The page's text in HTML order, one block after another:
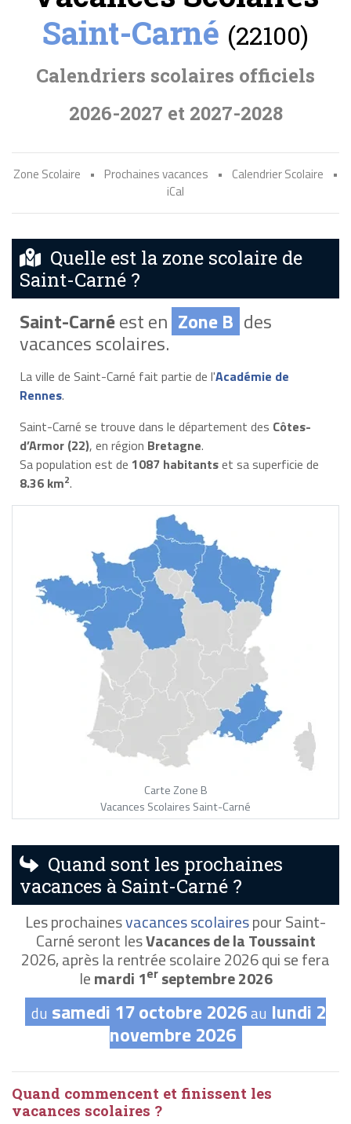
Saint-Carné (22100)
Calendriers scolaires officiels
2026-2027 et 2027-2028
Zone Scolaire • Prochaines vacances • Calendrier Scolaire
•
iCal
Quelle est la zone scolaire de
Saint-Carné ?
Saint-Carnéest en Zone B des
vacances scolaires.
La ville de Saint-Carné fait partie de l'Académie de
Rennes.
Saint-Carné se trouve dans le département des Côtes-
d’Armor (22), en région Bretagne.
Sa population est de 1087 habitantset sa superficie de
8.36 km2.
Carte Zone B
Vacances Scolaires Saint-Carné
Quand sont les prochaines
vacances à Saint-Carné ?
Les prochainesvacances scolairespour Saint-
Carné seront lesVacances de la Toussaint
2026, après la rentrée scolaire 2026 qui se fera
lemardi 1erseptembre 2026
du samedi 17 octobre 2026au lundi 2
novembre 2026
Quand commencent et finissent les
vacances scolaires ?